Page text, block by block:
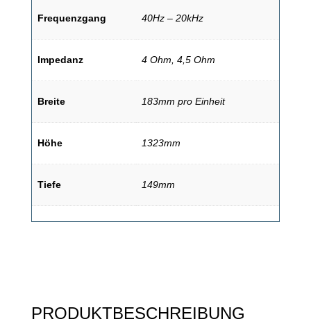
Frequenzgang 40Hz – 20kHz
Impedanz 4 Ohm, 4,5 Ohm
Breite 183mm pro Einheit
Höhe 1323mm
Tiefe 149mm
PRODUKTBESCHREIBUNG